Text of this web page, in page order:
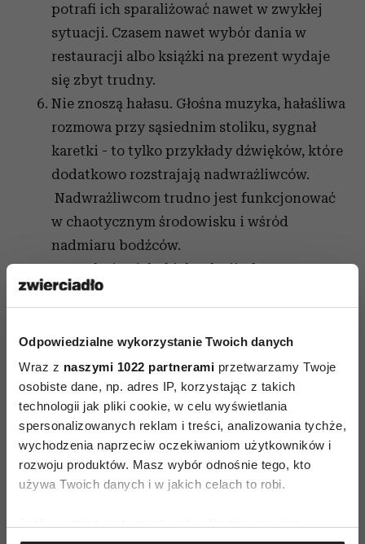
Odpowiedzialne wykorzystanie Twoich danych
Wraz z naszymi 1022 partnerami przetwarzamy Twoje
osobiste dane, np. adres IP, korzystając z takich
technologii jak pliki cookie, w celu wyświetlania
spersonalizowanych reklam i treści, analizowania tychże,
wychodzenia naprzeciw oczekiwaniom użytkowników i
rozwoju produktów. Masz wybór odnośnie tego, kto
używa Twoich danych i w jakich celach to robi.
potrafi ich sparaliżować nawet w zwykłej
sytuacji. Czasem nawet wybór dania w
restauracji albo książki na prezent wydaje
się zbyt trudny.
Nie znoszą hałasu. Głośna muzyka, hałaśliwa
rozmowa przy sąsiednim stoliku, sygnał
karetki - to tylko przykłady dźwięków, które
dodatkowo rozstrajają nadwrażliwców.
Nadwrażliwcom trudno jest funkcjonować
w chaotycznym środowisku i wśród
nadmiaru bodźców.
Potrzebują głębokich relacji.Dla
nadwrażliwca ważne są poważne rozmowy,
wspólne omawianie codzienności.Rutyna
w związkujest nudna.
na podst. Huffington Post
SZCZĘŚLIWY ZWIĄZEK WRAŻLIWOŚĆ